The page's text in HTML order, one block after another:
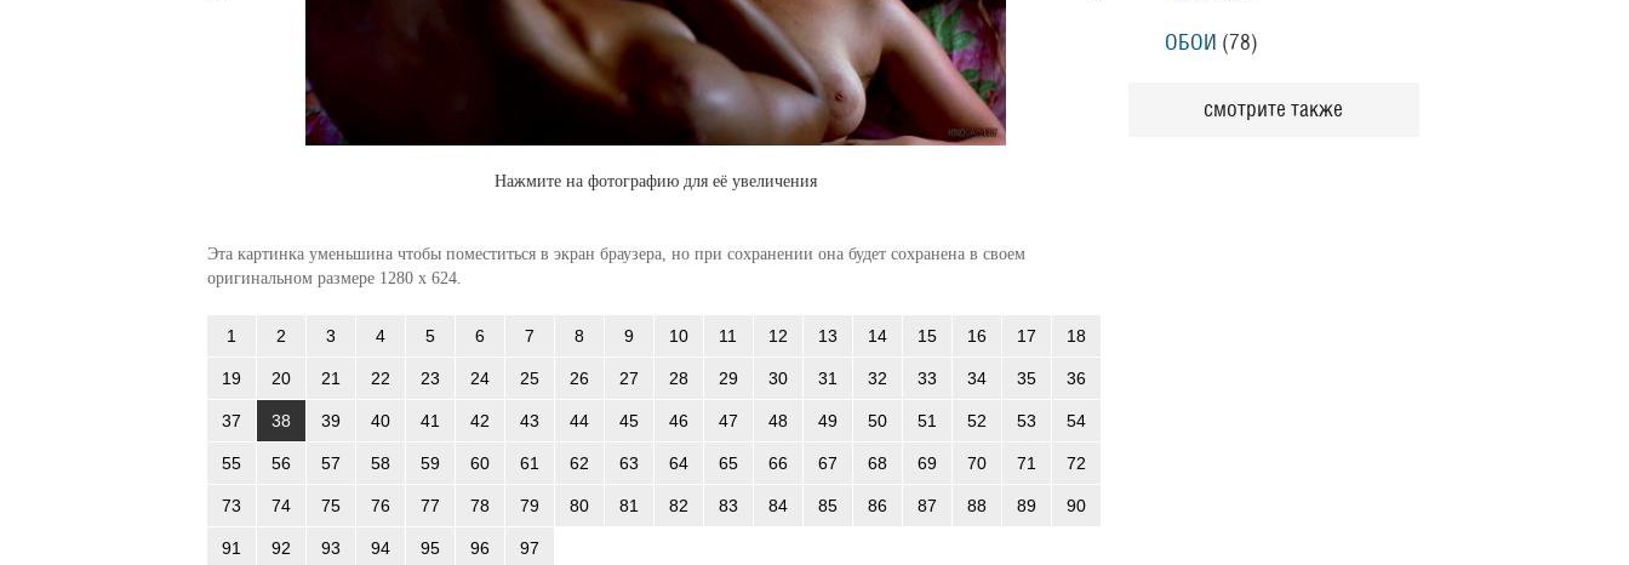
Нажмите на фотографию для её увеличения
Эта картинка уменьшина чтобы поместиться в экран браузера, но при сохранении она будет сохранена в своем
оригинальном размере 1280 x 624.
1 2 3 4 5 6 7 8 9 10 11 12 13 14 15 16 17 18
19 20 21 22 23 24 25 26 27 28 29 30 31 32 33 34 35 36
37 38 39 40 41 42 43 44 45 46 47 48 49 50 51 52 53 54
55 56 57 58 59 60 61 62 63 64 65 66 67 68 69 70 71 72
73 74 75 76 77 78 79 80 81 82 83 84 85 86 87 88 89 90
91 92 93 94 95 96 97
ОБОИ (78)
смотрите также